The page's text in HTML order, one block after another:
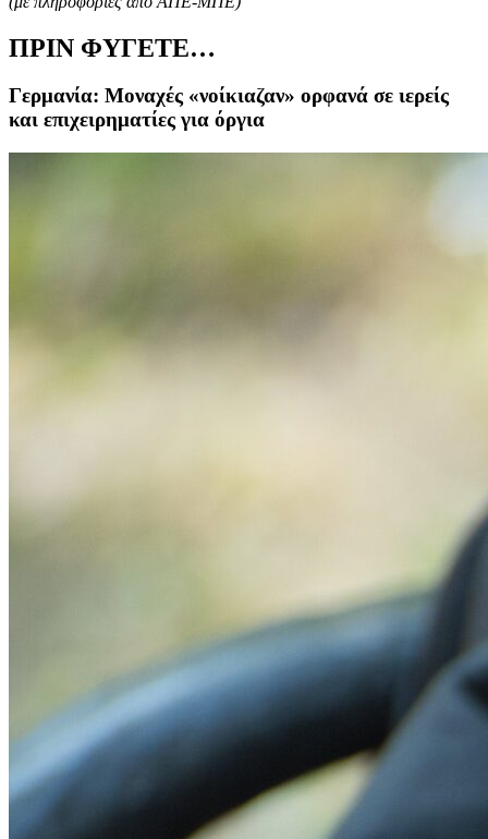
ΠΡΙΝ ΦΥΓΕΤΕ…
Γερμανία: Μοναχές «νοίκιαζαν» ορφανά σε ιερείς
και επιχειρηματίες για όργια